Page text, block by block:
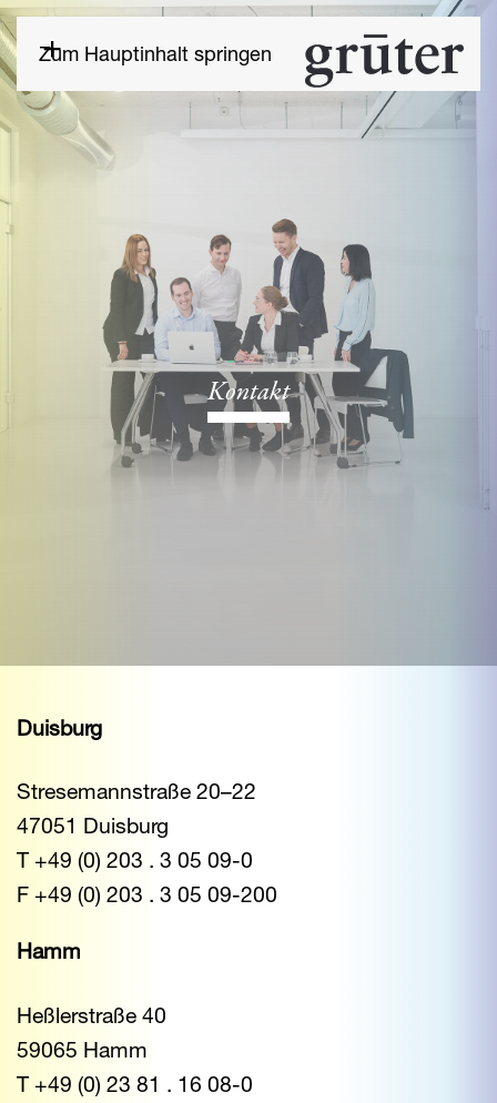
Zum Hauptinhalt springen
Kontakt
Duisburg
Stresemannstraße 20–22
47051 Duisburg
T +49 (0) 203 . 3 05 09-0
F +49 (0) 203 . 3 05 09-200
Hamm
Heßlerstraße 40
59065 Hamm
T +49 (0) 23 81 . 16 08-0